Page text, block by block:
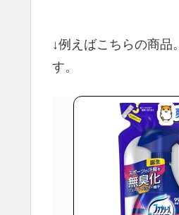
↓例えばこちらの商
す。